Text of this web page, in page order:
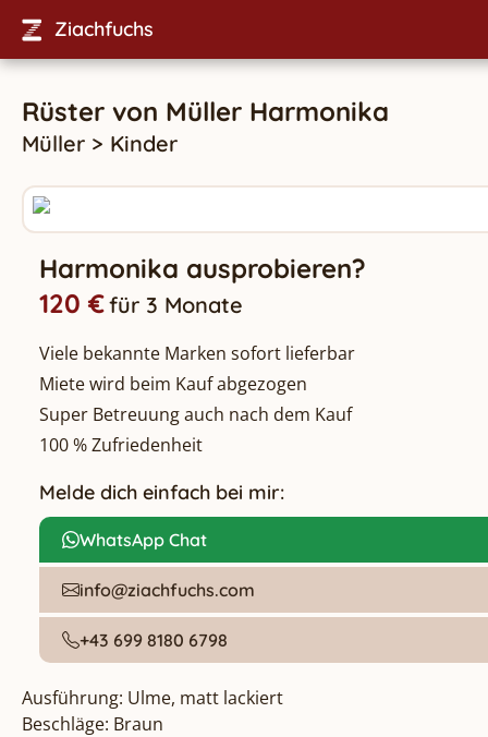
Ziachfuchs
Rüster von Müller Harmonika
Müller > Kinder
Harmonika ausprobieren?
120 €für 3 Monate
Viele bekannte Marken sofort lieferbar
Miete wird beim Kauf abgezogen
Super Betreuung auch nach dem Kauf
100 % Zufriedenheit
Melde dich einfach bei mir:
WhatsApp Chat
info@ziachfuchs.com
+43 699 8180 6798
Ausführung: Ulme, matt lackiert
Beschläge: Braun